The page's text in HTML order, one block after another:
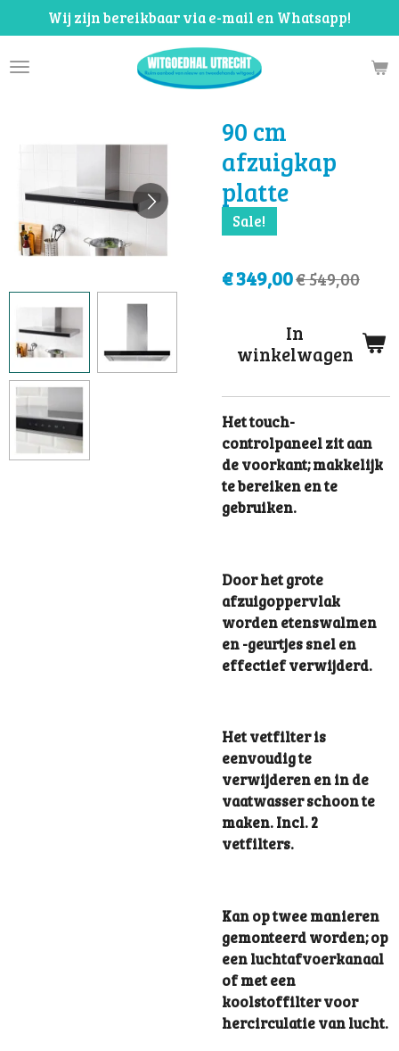
direct
naar
Wij zijn bereikbaar via e-mail en Whatsapp!
90 cm
afzuigkap
platte
Sale!
€ 349,00€ 549,00
In
winkelwagen
Het touch-
controlpaneel zit aan
de voorkant; makkelijk
te bereiken en te
gebruiken.
Door het grote
afzuigoppervlak
worden etenswalmen
en -geurtjes snel en
effectief verwijderd.
Het vetfilter is
eenvoudig te
verwijderen en in de
vaatwasser schoon te
maken. Incl. 2
vetfilters.
Kan op twee manieren
gemonteerd worden; op
een luchtafvoerkanaal
of met een
koolstoffilter voor
hercirculatie van lucht.